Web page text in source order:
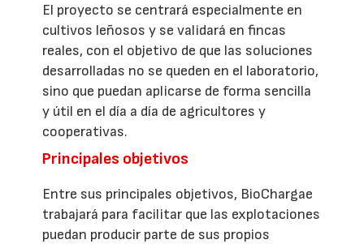
El proyecto se centrará especialmente en
cultivos leñosos y se validará en fincas
reales, con el objetivo de que las soluciones
desarrolladas no se queden en el laboratorio,
sino que puedan aplicarse de forma sencilla
y útil en el día a día de agricultores y
cooperativas.
Principales objetivos
Entre sus principales objetivos, BioChargae
trabajará para facilitar que las explotaciones
puedan producir parte de sus propios